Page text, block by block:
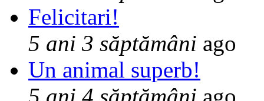
Felicitari!
5 ani 3 săptămâni ago
Un animal superb!